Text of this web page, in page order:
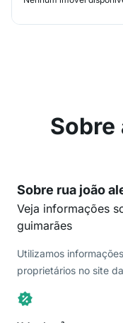
Sobre rua joão
Veja informações
guimarães
Utilizamos
proprietários no site